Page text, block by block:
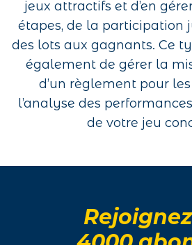
jeux attractifs et d’en
étapes, de la participation
des lots aux gagnants. Ce
également de gérer la
d’un règlement pour
l’analyse des
de votre jeu